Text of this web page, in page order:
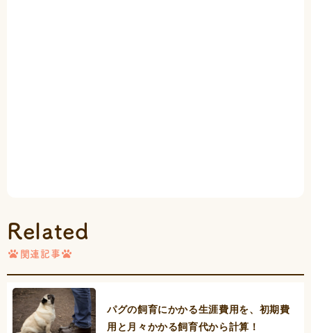
Related
関連記事
パグの飼育にかかる生涯費用を、初期費
用と月々かかる飼育代から計算！